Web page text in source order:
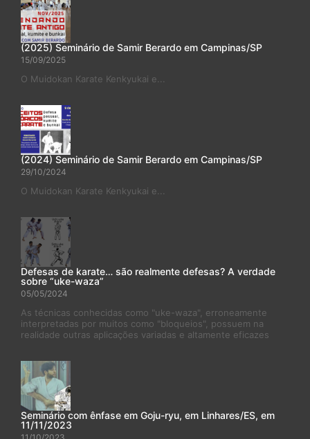
(2025) Seminário de Samir Berardo em Campinas/SP
15/09/2025
O Muidokan Karate Kenkyukai e...
(2024) Seminário de Samir Berardo em Campinas/SP
29/10/2024
O Muidokan Karate Kenkyukai e...
Defesas de karate… são realmente defesas? A verdade
sobre “uke-waza”
05/05/2024
As técnicas conhecidas como "uke-waza", erroneamente
interpretadas por muitos como "bloqueios", possuem na
realidade outras aplicações variadas e altamente eficazes
Seminário com ênfase em Goju-ryu, em Linhares/ES, em
11/11/2023